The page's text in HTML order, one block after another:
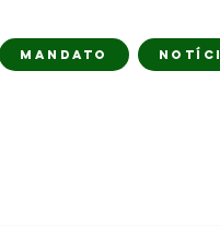
MANDATO